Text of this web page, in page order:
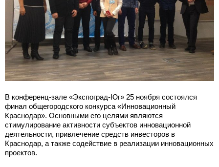
В конференц-зале «Экспоград-Юг» 25 ноября состоялся
финал общегородского конкурса «Инновационный
Краснодар». Основными его целями являются
стимулирование активности субъектов инновационной
деятельности, привлечение средств инвесторов в
Краснодар, а также содействие в реализации инновационных
проектов.